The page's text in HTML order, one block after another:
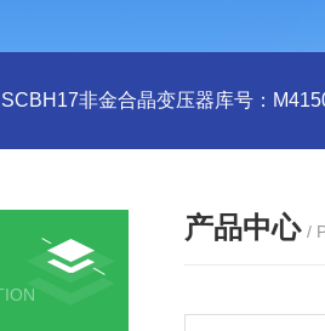
非金合晶变压器库号：
产品中心 /